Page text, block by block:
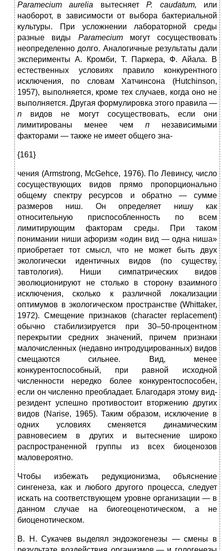
Paramecium
aurelia вытесняетР. caudatum, или
наоборот, в зависимости от выбора бактериальной
культуры. При усложнении лабораторной среды
разные виды Parameciumмогут сосуществовать
неопределенно долго. Аналогичные результаты дали
эксперименты А. Кромби, Т. Паркера, Ф. Айала. В
естественных условиях правило конкурентного
исключения, по словам Хатчинсона (Hutchinson,
1957), выполняется, кроме тех случаев, когда оно не
выполняется. Другая формулировка этого правила —
n
видов не могут сосуществовать, если они
лимитированы менее чем п независимыми
факторами — также не имеет общего зна-
{161}
чения (Armstrong, McGehce, 1976). По Левинсу, число
сосуществующих видов прямо пропорционально
общему спектру ресурсов и обратно — сумме
размеров ниш. Он определяет нишу как
относительную приспособленность по всем
лимитирующим факторам среды. При таком
понимании ниши афоризм «один вид — одна ниша»
приобретает тот смысл, что не может быть двух
экологически идентичных видов (по существу,
тавтология). Ниши симпатрических видов
эволюционируют не столько в сторону взаимного
исключения, сколько к различной локализации
оптимумов в экологическом пространстве (Whittaker,
1972). Смещение признаков (character replacement)
обычно стабилизируется при 30–50-процентном
перекрытии средних значений, причем признаки
малочисленных (недавно интродуцированных) видов
смещаются сильнее. Вид, менее
конкурентоспособный, при равной исходной
численности нередко более конкурентоспособен,
если он численно преобладает. Благодаря этому вид-
резидент успешно противостоит вторжению других
видов (Narise, 1965). Таким образом, исключение в
одних условиях сменяется динамическим
равновесием в других и вытеснение широко
распространенной группы из всех биоценозов
маловероятно.
Чтобы избежать редукционизма, объяснение
сингенеза, как и любого другого процесса, следует
искать на соответствующем уровне организации — в
данном случае на биогеоценотическом, а не
биоценотическом.
В. Н. Сукачев выделял эндоэкогенезы — смены в